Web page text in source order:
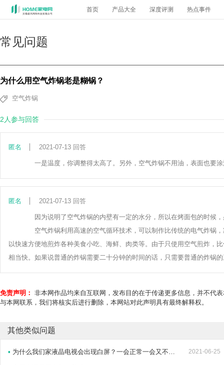
首页 产品大全 深度评测 热点事件
常见问题
为什么用空气炸锅老是糊锅？
空气炸锅
2人参与回答
匿名 2021-07-13 回答
一是温度，你调整得太高了。另外，空气炸锅不用油，表面也要
匿名 2021-07-13 回答
因为说明了空气炸锅的内壁有一定的水分，所以在烤面包的时候，
空气炸锅利用高速的空气循环技术，可以制作比传统的电气炸锅，
以快速方便地煎炸各种美食小吃、海鲜、肉类等。由于只使用空气煎炸，
相当快。如果说普通的炸锅需要二十分钟的时间的话，只需要普通的炸锅
免责声明： 非本网作品均来自互联网，发布目的在于传递更多信息，并不代
与本网联系，我们将核实后进行删除，本网站对此声明具有最终解释权。
其他类似问题
▪ 为什么我们家液晶电视会出现白屏？一会正常一会又不正常。。。 2021-06-25